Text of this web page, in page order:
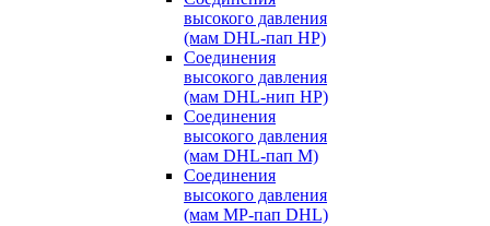
высокого давления
(мам DHL-пап HP)
Соединения
высокого давления
(мам DHL-нип HP)
Соединения
высокого давления
(мам DHL-пап M)
Соединения
высокого давления
(мам MP-пап DHL)